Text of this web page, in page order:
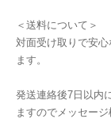
＜送料について＞
対面受け取りで安
ます。
発送連絡後7日以内
ますのでメッセージ